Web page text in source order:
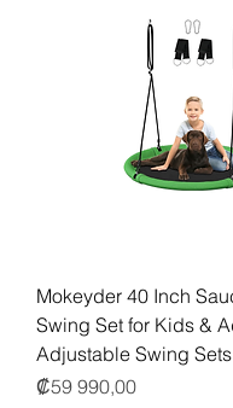
Mokeyder 40 Inch
Swing Set for Kids &
Adjustable Swing Sets
Precio
₡59 990,00